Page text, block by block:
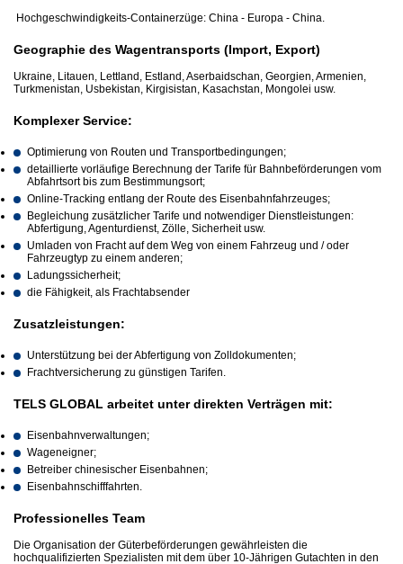
Hochgeschwindigkeits-Containerzüge: China - Europa - China.
Geographie des Wagentransports (Import, Export)
Ukraine, Litauen, Lettland, Estland, Aserbaidschan, Georgien, Armenien,
Turkmenistan, Usbekistan, Kirgisistan, Kasachstan, Mongolei usw.
Komplexer Service:
Optimierung von Routen und Transportbedingungen;
detaillierte vorläufige Berechnung der Tarife für Bahnbeförderungen vom
Abfahrtsort bis zum Bestimmungsort;
Online-Tracking entlang der Route des Eisenbahnfahrzeuges;
Begleichung zusätzlicher Tarife und notwendiger Dienstleistungen:
Abfertigung, Agenturdienst, Zölle, Sicherheit usw.
Umladen von Fracht auf dem Weg von einem Fahrzeug und / oder
Fahrzeugtyp zu einem anderen;
Ladungssicherheit;
die Fähigkeit, als Frachtabsender
Zusatzleistungen:
Unterstützung bei der Abfertigung von Zolldokumenten;
Frachtversicherung zu günstigen Tarifen.
TELS GLOBAL arbeitet unter direkten Verträgen mit:
Eisenbahnverwaltungen;
Wageneigner;
Betreiber chinesischer Eisenbahnen;
Eisenbahnschifffahrten.
Professionelles Team
Die Organisation der Güterbeförderungen gewährleisten die
hochqualifizierten Spezialisten mit dem über 10-Jährigen Gutachten in den